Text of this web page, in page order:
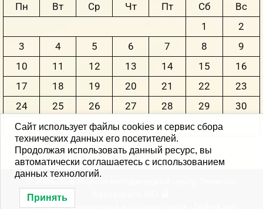
Пн
Вт Ср Чт Пт Сб
Вс
1
2
3
4 5 6 7 8
9
10
11 12 13 14 15
16
17
18 19 20 21 22
23
24
25 26 27 28 29
30
31
« Июн
Сайт использует файлы cookies и сервис сбора
технических данных его посетителей.
Продолжая использовать данный ресурс, вы
автоматически соглашаетесь с использованием
данных технологий.
Принять